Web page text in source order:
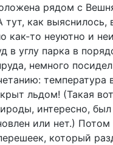
рядом с
тут, как выяснилось,
как-то неуютно и
в углу парка в
немного посидел
температура
льдом! (Такая вот
интересно,
или нет.) Потом
который